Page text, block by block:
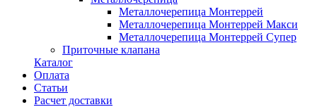
Металлочерепица Монтеррей
Металлочерепица Монтеррей Макси
Металлочерепица Монтеррей Супер
Приточные клапана
Каталог
Оплата
Статьи
Расчет доставки